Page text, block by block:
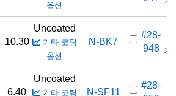
옵션
10.30
Uncoated
기타 코팅
옵션
N-BK7
#28-
948 가
6.40
Uncoated
기타 코팅
N-SF11
#28-